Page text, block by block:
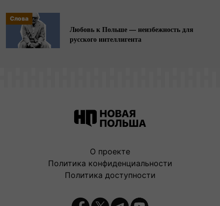
Слова
Любовь к Польше — неизбежность для
русского интеллигента
О проекте
Политика конфиденциальности
Политика доступности